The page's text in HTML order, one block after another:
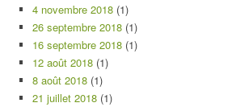
4 novembre 2018 (1)
26 septembre 2018 (1)
16 septembre 2018 (1)
12 août 2018 (1)
8 août 2018 (1)
21 juillet 2018 (1)